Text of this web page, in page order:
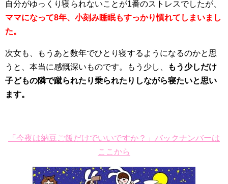
自分がゆっくり寝られないことが1番のストレスでしたが、
ママになって8年、小刻み睡眠もすっかり慣れてしまいまし
た。
次女も、もうあと数年でひとり寝するようになるのかと思
うと、本当に感慨深いものです。もう少し、
もう少しだけ
子どもの隣で蹴られたり乗られたりしながら寝たいと思い
ます。
「今夜は納豆ご飯だけでいいですか？」バックナンバーは
ここから